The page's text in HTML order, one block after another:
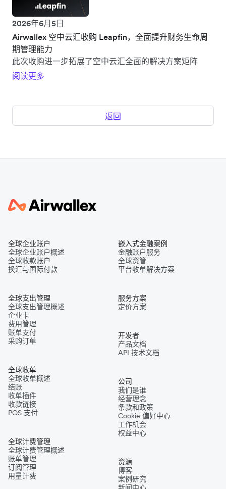
2026年6月5日
Airwallex 空中云汇收购 Leapfin，全面提升财务生命周
期管理能力
此次收购进一步拓展了空中云汇全面的解决方案矩阵
阅读更多
返回
全球企业账户
全球企业账户概述
全球收款账户
换汇与国际付款
全球支出管理
全球支出管理概述
企业卡
费用管理
账单支付
采购订单
全球收单
全球收单概述
结账
收单插件
收款链接
POS 支付
全球计费管理
全球计费管理概述
账单管理
订阅管理
用量计费
嵌入式金融案例
金融账户服务
全球资管
平台收单解决方案
服务方案
定价方案
开发者
产品文档
API 技术文档
公司
我们是谁
经营理念
条款和政策
Cookie 偏好中心
工作机会
权益中心
资源
博客
案例研究